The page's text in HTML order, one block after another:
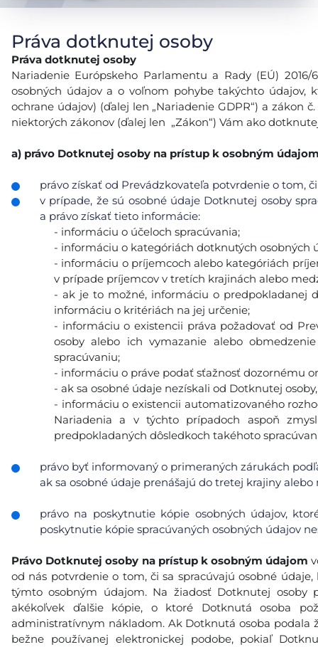
Práva dotknutej osoby
Práva dotknutej osoby
Nariadenie Európskeho Parlamentu a Rady (EÚ)
osobných údajov a o voľnom pohybe takýchto údajov,
ochrane údajov) (ďalej len „Nariadenie GDPR“) a zákon
niektorých zákonov (ďalej len „Zákon“) Vám ako
a) právo Dotknutej osoby na prístup k osobným
právo získať od Prevádzkovateľa potvrdenie o tom,
v prípade, že sú osobné údaje Dotknutej osoby
a právo získať tieto informácie:
- informáciu o účeloch spracúvania;
- informáciu o kategóriách dotknutých osobných
- informáciu o príjemcoch alebo kategóriách
v prípade príjemcov v tretích krajinách alebo
- ak je to možné, informáciu o predpokladanej
informáciu o kritériách na jej určenie;
- informáciu o existencii práva požadovať od
osoby alebo ich vymazanie alebo
spracúvaniu;
- informáciu o práve podať sťažnosť dozornému
- ak sa osobné údaje nezískali od Dotknutej
- informáciu o existencii automatizovaného
Nariadenia a v týchto prípadoch aspoň
predpokladaných dôsledkoch takéhoto
právo byť informovaný o primeraných zárukách
ak sa osobné údaje prenášajú do tretej krajiny
právo na poskytnutie kópie osobných údajov,
poskytnutie kópie spracúvaných osobných údajov
Právo Dotknutej osoby na prístup k osobným údajom
od nás potvrdenie o tom, či sa spracúvajú osobné
týmto osobným údajom. Na žiadosť Dotknutej osoby
akékoľvek ďalšie kópie, o ktoré Dotknutá osoba
administratívnym nákladom. Ak Dotknutá osoba
bežne používanej elektronickej podobe, pokiaľ